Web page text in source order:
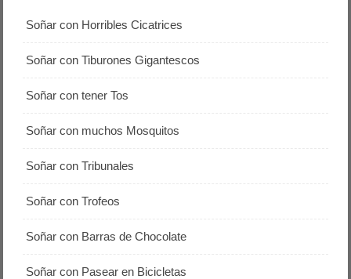
Soñar con Horribles Cicatrices
Soñar con Tiburones Gigantescos
Soñar con tener Tos
Soñar con muchos Mosquitos
Soñar con Tribunales
Soñar con Trofeos
Soñar con Barras de Chocolate
Soñar con Pasear en Bicicletas